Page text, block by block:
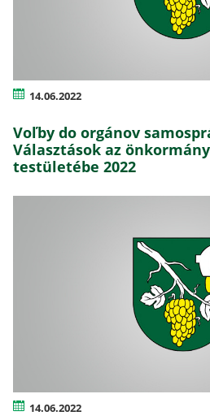
14.06.2022
Voľby do orgánov
Választások az
testületébe 2022
14.06.2022